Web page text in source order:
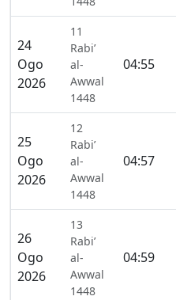
24
Ogo
2026
11
Rabi’
al-
Awwal
1448
04:55
25
Ogo
2026
12
Rabi’
al-
Awwal
1448
04:57
26
Ogo
2026
13
Rabi’
al-
Awwal
1448
04:59